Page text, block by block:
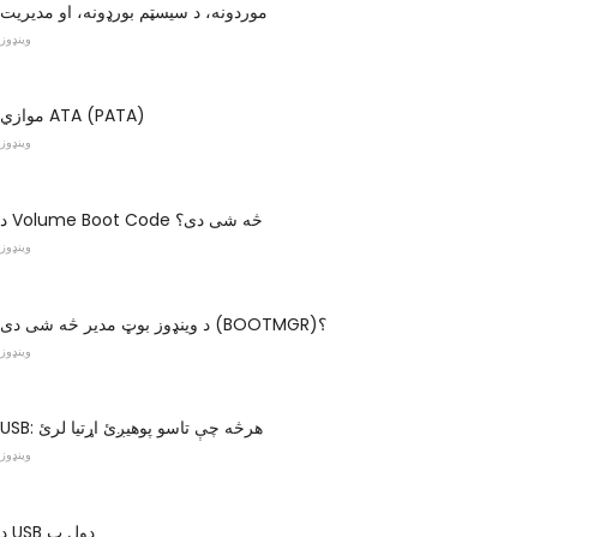
موردونه، د سیسټم بورډونه، او مدیریت
وینډوز
موازي ATA (PATA)
وینډوز
د Volume Boot Code څه شی دی؟
وینډوز
د وینډوز بوټ مدیر څه شی دی (BOOTMGR)؟
وینډوز
USB: هرڅه چې تاسو پوهیږئ اړتیا لرئ
وینډوز
د USB ډول ب